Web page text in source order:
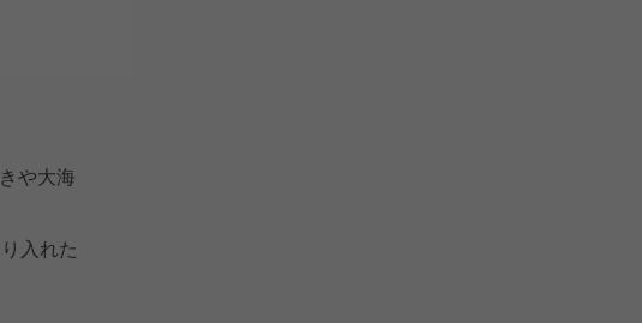
や大海
入れた